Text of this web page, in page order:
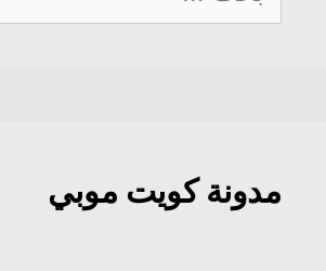
عن:
مدونة كويت موبي